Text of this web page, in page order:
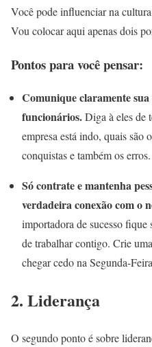
Você pode influenciar na
Vou colocar aqui apenas dois
Pontos para você pensar:
Comunique claramente sua
funcionários.Diga à eles de
empresa está indo, quais são
conquistas e também os erros.
Só contrate e mantenha
verdadeira conexão com o
importadora de sucesso fique
de trabalhar contigo. Crie
chegar cedo na Segunda-
2. Liderança
O segundo ponto é sobre